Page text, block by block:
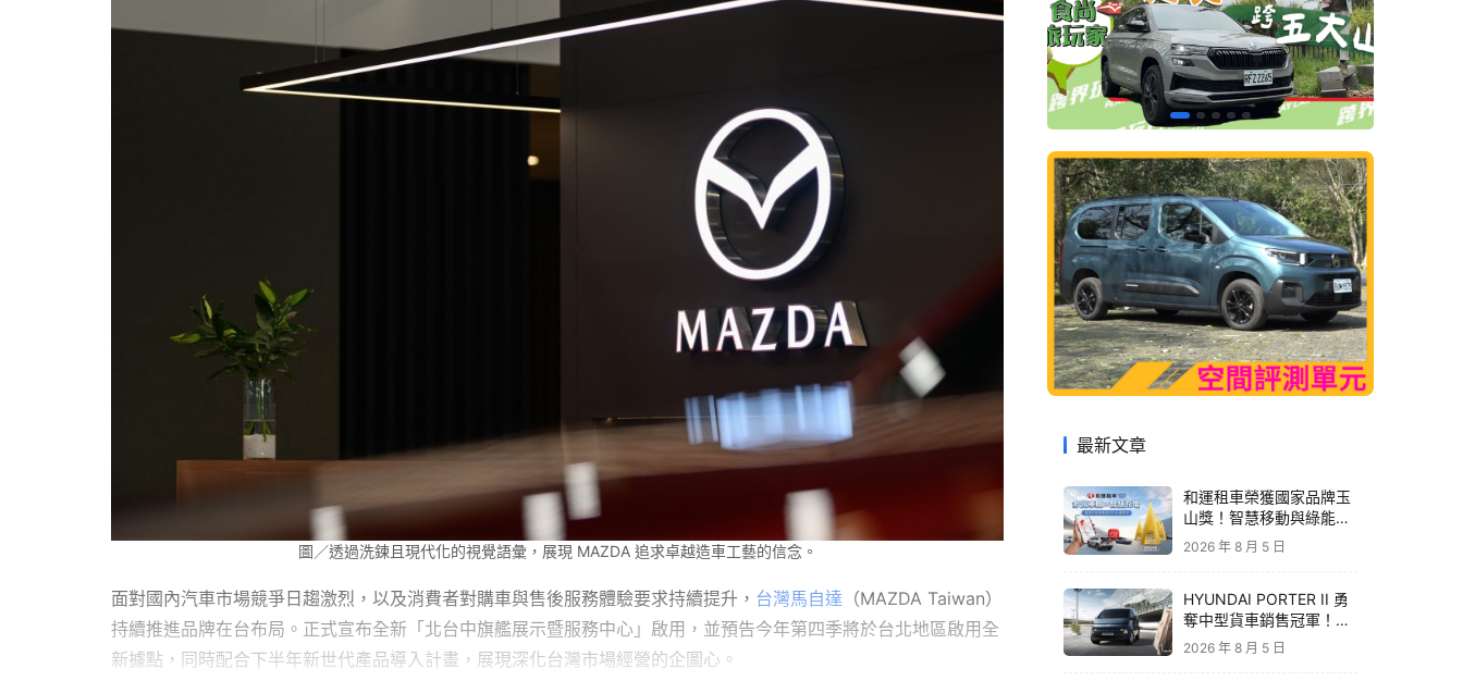
圖／透過洗鍊且現代化的視覺語彙，展現 MAZDA 追求卓越造車工藝的信念。
面對國內汽車市場競爭日趨激烈，以及消費者對購車與售後服務體驗要求持續提升， 台灣馬自達 （MAZDA Taiwan）
持續推進品牌在台布局。正式宣布全新「北台中旗艦展示暨服務中心」啟用，並預告今年第四季將於台北地區啟用全
新據點，同時配合下半年新世代產品導入計畫，展現深化台灣市場經營的企圖心。
最新文章
和運租車榮獲國家品牌玉
山獎！智慧移動與綠能創
新 打造低碳永續新價值
2026 年 8 月 5 日
HYUNDAI PORTER II 勇
奪中型貨車銷售冠軍！
STARIA 月付 6,999 元領
2026 年 8 月 5 日